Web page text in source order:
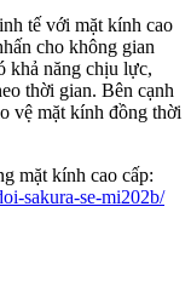
tế với mặt kính cao
cho không gian
khả năng chịu lực,
thời gian. Bên cạnh
vệ mặt kính đồng thời
mặt kính cao cấp:
sakura-se-mi202b/